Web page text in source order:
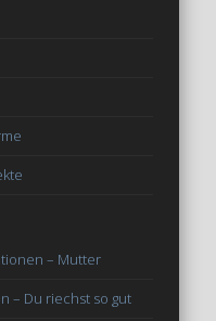
– Mutter
– Du riechst so gut